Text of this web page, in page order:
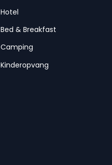
Hotel
Bed & Breakfast
Camping
Kinderopvang